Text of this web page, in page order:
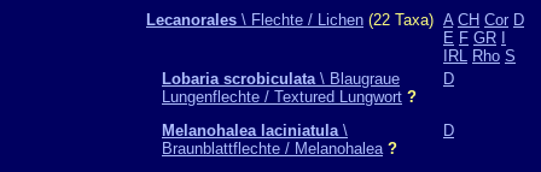
Lecanorales \ Flechte / Lichen (22 Taxa) A CH Cor D
E F GR
IRL Rho S
Lobaria scrobiculata\ Blaugraue
Lungenflechte / Textured Lungwort ?
D
Melanohalea laciniatula\
Braunblattflechte / Melanohalea ?
D